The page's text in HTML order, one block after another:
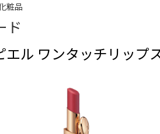
粧品
ド
エル ワンタッチリップ